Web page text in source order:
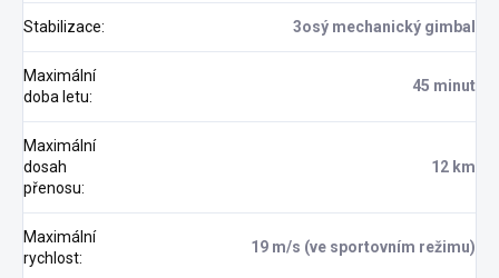
Stabilizace: 3osý mechanický gimbal
Maximální
doba letu:
45 minut
Maximální
dosah
přenosu:
12 km
Maximální
rychlost:
19 m/s (ve sportovním režimu)